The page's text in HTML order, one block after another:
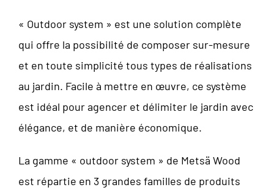
« Outdoor system » est une solution complète
qui offre la possibilité de composer sur-mesure
et en toute simplicité tous types de réalisations
au jardin. Facile à mettre en œuvre, ce système
est idéal pour agencer et délimiter le jardin avec
élégance, et de manière économique.
La gamme « outdoor system » de Metsä Wood
est répartie en 3 grandes familles de produits